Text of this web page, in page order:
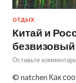
ОТДЫХ
Китай и
Оставьте
© natchen Как